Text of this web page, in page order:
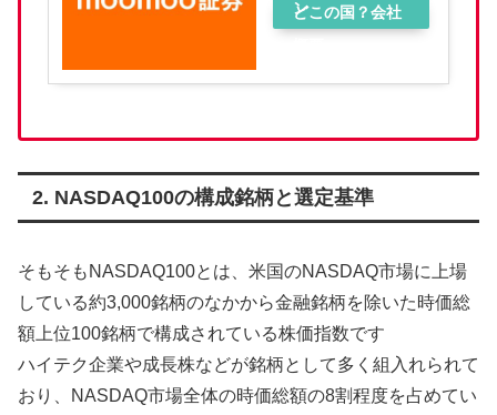
ン
どこの国？会社
2. NASDAQ100の構成銘柄と選定基準
そもそもNASDAQ100とは、米国のNASDAQ市場に上場
している約3,000銘柄のなかから金融銘柄を除いた時価総
額上位100銘柄で構成されている株価指数です
ハイテク企業や成長株などが銘柄として多く組入れられて
おり、NASDAQ市場全体の時価総額の8割程度を占めてい